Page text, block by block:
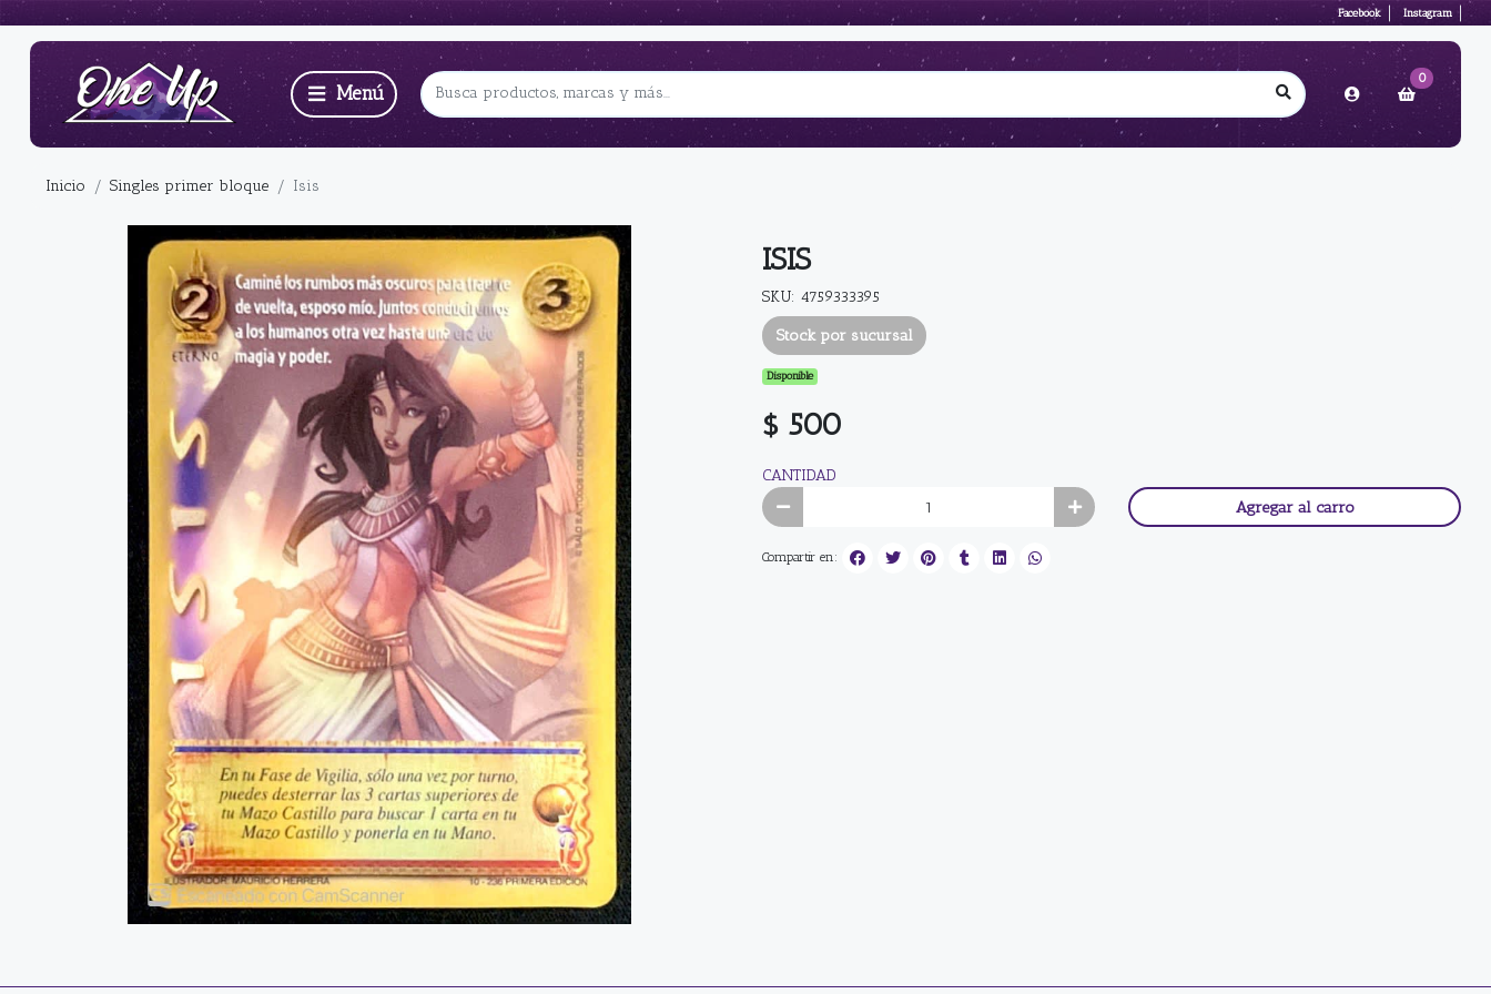
Facebook Instagram
0
Inicio Singles primer bloque Isis
ISIS
SKU: 4759333395
Stock por sucursal
Disponible
$ 500
CANTIDAD
Agregar al carro
Compartir en: